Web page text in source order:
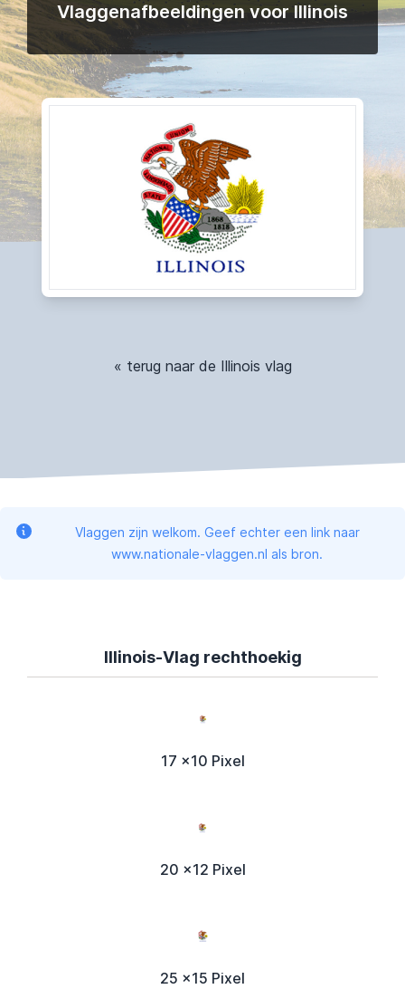
Vlaggenafbeeldingen voor Illinois
« terug naar de Illinois vlag
Vlaggen zijn welkom. Geef echter een link naar
www.nationale-vlaggen.nl als bron.
Illinois-Vlag rechthoekig
17 x10 Pixel
20 x12 Pixel
25 x15 Pixel